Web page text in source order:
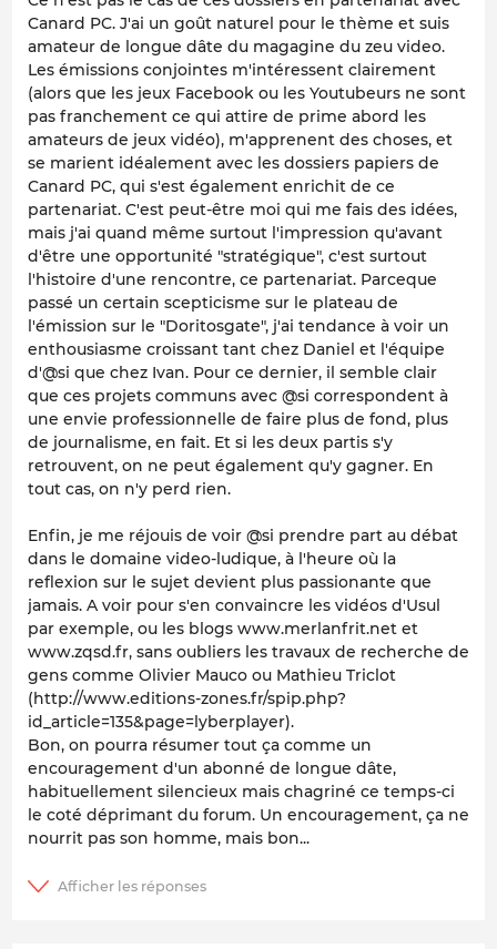
Canard PC. J'ai un goût naturel pour le thème et suis
amateur de longue dâte du magagine du zeu video.
Les émissions conjointes m'intéressent clairement
(alors que les jeux Facebook ou les Youtubeurs ne sont
pas franchement ce qui attire de prime abord les
amateurs de jeux vidéo), m'apprenent des choses, et
se marient idéalement avec les dossiers papiers de
Canard PC, qui s'est également enrichit de ce
partenariat. C'est peut-être moi qui me fais des idées,
mais j'ai quand même surtout l'impression qu'avant
d'être une opportunité "stratégique", c'est surtout
l'histoire d'une rencontre, ce partenariat. Parceque
passé un certain scepticisme sur le plateau de
l'émission sur le "Doritosgate", j'ai tendance à voir un
enthousiasme croissant tant chez Daniel et l'équipe
d'@si que chez Ivan. Pour ce dernier, il semble clair
que ces projets communs avec @si correspondent à
une envie professionnelle de faire plus de fond, plus
de journalisme, en fait. Et si les deux partis s'y
retrouvent, on ne peut également qu'y gagner. En
tout cas, on n'y perd rien.
Enfin, je me réjouis de voir @si prendre part au débat
dans le domaine video-ludique, à l'heure où la
reflexion sur le sujet devient plus passionante que
jamais. A voir pour s'en convaincre les vidéos d'Usul
par exemple, ou les blogs www.merlanfrit.net et
www.zqsd.fr, sans oubliers les travaux de recherche de
gens comme Olivier Mauco ou Mathieu Triclot
(http://www.editions-zones.fr/spip.php?
id_article=135&page=lyberplayer).
Bon, on pourra résumer tout ça comme un
encouragement d'un abonné de longue dâte,
habituellement silencieux mais chagriné ce temps-ci
le coté déprimant du forum. Un encouragement, ça ne
nourrit pas son homme, mais bon...